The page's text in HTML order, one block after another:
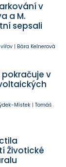
v
a M.
sepsali
| Bára Kelnerová
v
Místek| Tomáš
Životické